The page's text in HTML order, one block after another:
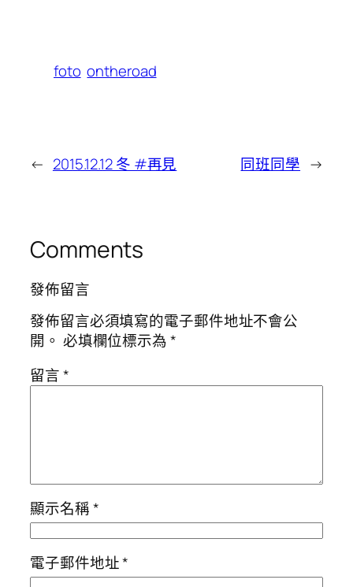
foto ontheroad
← 2015.12.12 冬 #再見 同班同學 →
Comments
發佈留言
發佈留言必須填寫的電子郵件地址不會公
開。 必填欄位標示為*
留言*
顯示名稱*
電子郵件地址*